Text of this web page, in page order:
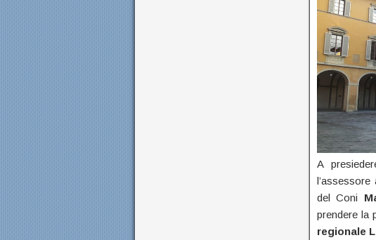
A
del Coni
prendere la
regionale